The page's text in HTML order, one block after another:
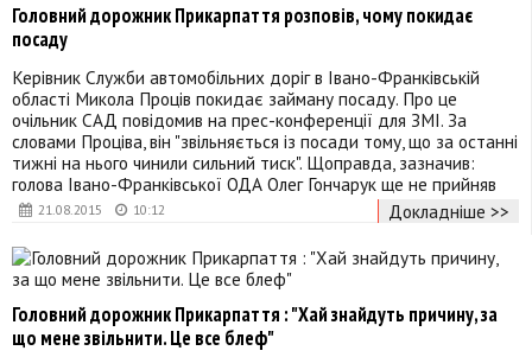
21.08.2015 10:12
Головний дорожник Прикарпаття розповів, чому покидає
посаду
Керівник Служби автомобільних доріг в Івано-Франківській
області Микола Проців покидає займану посаду. Про це
очільник САД повідомив на прес-конференції для ЗМІ. За
словами Проціва, він "звільняється із посади тому, що за останні
тижні на нього чинили сильний тиск". Щоправда, зазначив:
голова Івано-Франківської ОДА Олег Гончарук ще не прийняв
Докладніше >>
Головний дорожник Прикарпаття : "Хай знайдуть причину, за
що мене звільнити. Це все блеф"